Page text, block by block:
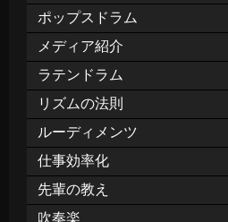
ポップスドラム
メディア紹介
ラテンドラム
リズムの法則
ルーディメンツ
仕事効率化
先輩の教え
吹奏楽